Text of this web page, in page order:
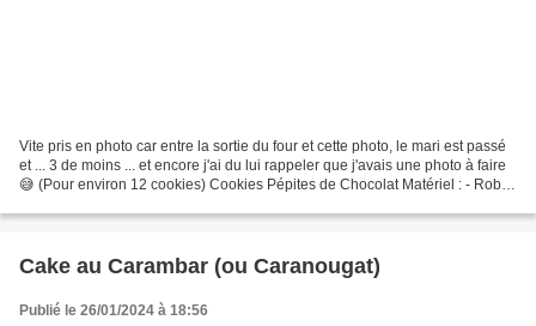
Vite pris en photo car entre la sortie du four et cette photo, le mari est passé
et ... 3 de moins ... et encore j'ai du lui rappeler que j'avais une photo à faire
😅 (Pour environ 12 cookies) Cookies Pépites de Chocolat Matériel : - Robot
Cake au Carambar (ou Caranougat)
Publié le 26/01/2024 à 18:56